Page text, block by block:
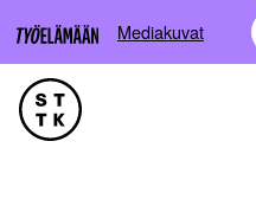
Mediakuvat